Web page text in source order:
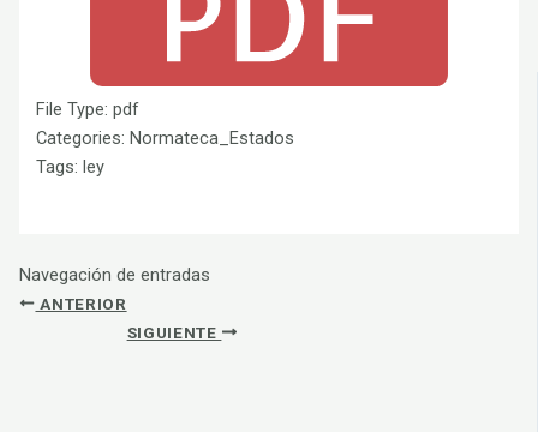
File Type:pdf
Categories:Normateca_Estados
Tags:ley
Navegación de entradas
ANTERIOR
SIGUIENTE